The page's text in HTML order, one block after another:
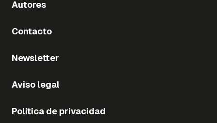
Autores
Contacto
Newsletter
Aviso legal
Política de privacidad